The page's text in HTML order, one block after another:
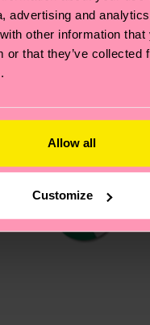
advertising and
other information that
or that they’ve collected
Allow all
Customize